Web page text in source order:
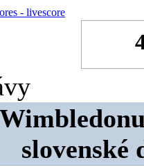
- livescore
slovenské